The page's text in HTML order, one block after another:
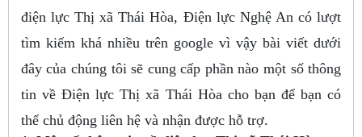
điện lực Thị xã Thái Hòa, Điện lực Nghệ An có lượt
tìm kiếm khá nhiều trên google vì vậy bài viết dưới
đây của chúng tôi sẽ cung cấp phần nào một số thông
tin về Điện lực Thị xã Thái Hòa cho bạn để bạn có
thể chủ động liên hệ và nhận được hỗ trợ.